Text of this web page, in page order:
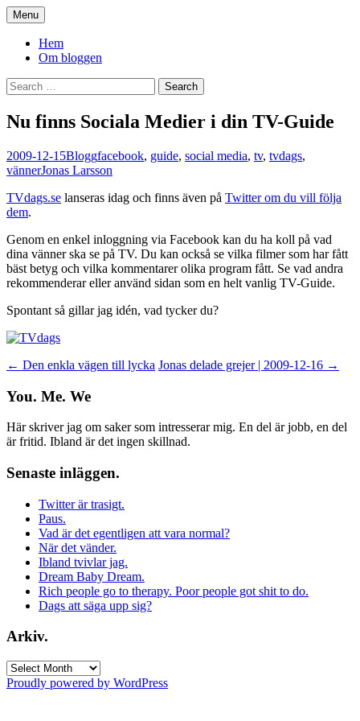
Skip
to
content
You. Me. We.
Menu
Hem
Om bloggen
Search
for:
Nu finns Sociala Medier i din TV-Guide
2009-12-15Bloggfacebook, guide, social media, tv, tvdags,
vännerJonas Larsson
TVdags.se lanseras idag och finns även på Twitter om du vill följa
dem.
Genom en enkel inloggning via Facebook kan du ha koll på vad
dina vänner ska se på TV. Du kan också se vilka filmer som har fått
bäst betyg och vilka kommentarer olika program fått. Se vad andra
rekommenderar eller använd sidan som en helt vanlig TV-Guide.
Spontant så gillar jag idén, vad tycker du?
Post
navigation
← Den enkla vägen till lycka Jonas delade grejer | 2009-12-16 →
You. Me. We
Här skriver jag om saker som intresserar mig. En del är jobb, en del
är fritid. Ibland är det ingen skillnad.
Senaste inläggen.
Twitter är trasigt.
Paus.
Vad är det egentligen att vara normal?
När det vänder.
Ibland tvivlar jag.
Dream Baby Dream.
Rich people go to therapy. Poor people got shit to do.
Dags att säga upp sig?
Arkiv.
Arkiv.
Proudly powered by WordPress